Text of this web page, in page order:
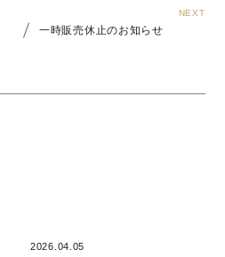
一時販売休止のお知らせ
2026.04.05